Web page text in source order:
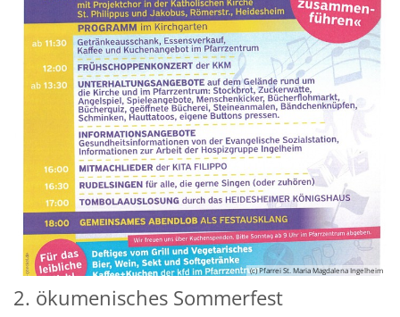
(c) Pfarrei St. Maria Magdalena Ingelheim
2. ökumenisches Sommerfest